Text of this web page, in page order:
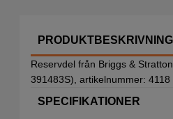
PRODUKTBESKRIVNING
Reservdel från Briggs &
391483S), artikelnummer: 4118
SPECIFIKATIONER